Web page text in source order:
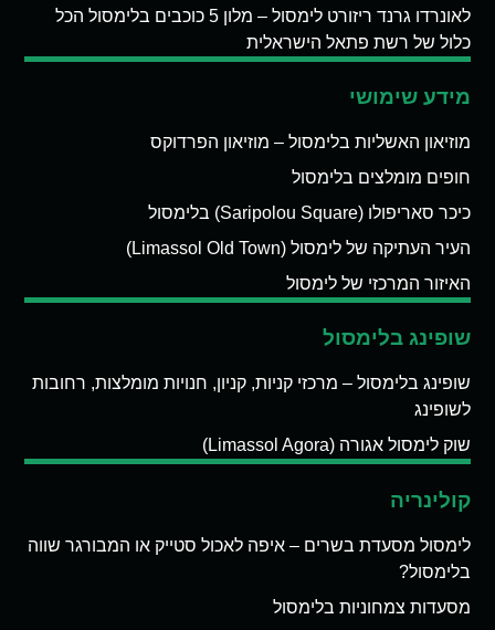
לאונרדו גרנד ריזורט לימסול – מלון 5 כוכבים בלימסול הכל
כלול של רשת פתאל הישראלית
מידע שימושי
מוזיאון האשליות בלימסול – מוזיאון הפרדוקס
חופים מומלצים בלימסול
כיכר סאריפולו (Saripolou Square) בלימסול
העיר העתיקה של לימסול (Limassol Old Town)
האיזור המרכזי של לימסול
שופינג בלימסול
שופינג בלימסול – מרכזי קניות, קניון, חנויות מומלצות, רחובות
לשופינג
שוק לימסול אגורה (Limassol Agora)
קולינריה
לימסול מסעדת בשרים – איפה לאכול סטייק או המבורגר שווה
בלימסול?
מסעדות צמחוניות בלימסול